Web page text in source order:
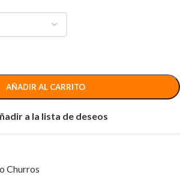
AÑADIR AL CARRITO
a la lista de deseos
Churros